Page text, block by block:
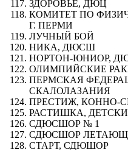
ЗДОРОВЬЕ, ДЮЦ
КОМИТЕТ ПО
Г. ПЕРМИ
ЛУЧНЫЙ БОЙ
НИКА, ДЮСШ
НОРТОН-ЮНИОР,
ОЛИМПИЙСКИЕ
ПЕРМСКАЯ
СКАЛОЛАЗАНИЯ
ПРЕСТИЖ, КОННО-
РАСТИШКА,
СДЮСШОР № 1
СДЮСШОР
СТАРТ, СДЮШОР